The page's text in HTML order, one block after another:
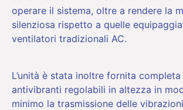
operare il sistema, oltre a rendere la
silenziosa rispetto a quelle
ventilatori tradizionali AC.
L’unità è stata inoltre fornita
antivibranti regolabili in altezza in
minimo la trasmissione delle